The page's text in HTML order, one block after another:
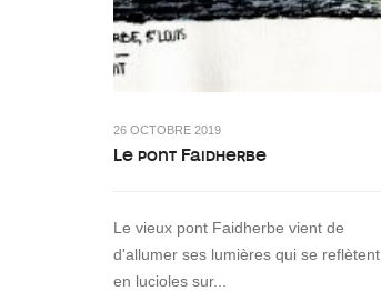
26 OCTOBRE 2019
Le pont Faidherbe
Le vieux pont Faidherbe vient de
d'allumer ses lumières qui se reflètent
en lucioles sur...